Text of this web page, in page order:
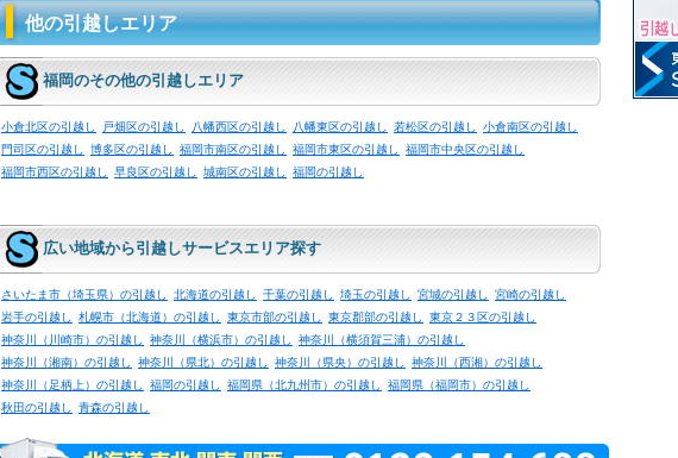
他の引越しエリア
福岡のその他の引越しエリア
小倉北区の引越し 戸畑区の引越し 八幡西区の引越し 八幡東区の引越し 若松区の引越し
小倉南区の引越し
門司区の引越し
博多区の引越し 福岡市南区の引越し 福岡市東区の引越し
福岡市中央区の引越し
福岡市西区の引越し
早良区の引越し 城南区の引越し 福岡の引越し
広い地域から引越しサービスエリア探す
さいたま市（埼玉県）の引越し 北海道の引越し 千葉の引越し 埼玉の引越し 宮城の引越し
宮崎の引越し
岩手の引越し
札幌市（北海道）の引越し 東京市部の引越し 東京郡部の引越し
東京２３区の引越し
神奈川（川崎市）の引越し
神奈川（横浜市）の引越し
神奈川（横須賀三浦）の引越し
神奈川（湘南）の引越し
神奈川（県北）の引越し 神奈川（県央）の引越し
神奈川（西湘）の引越し
神奈川（足柄上）の引越し
福岡の引越し 福岡県（北九州市）の引越し
福岡県（福岡市）の引越し
秋田の引越し
青森の引越し